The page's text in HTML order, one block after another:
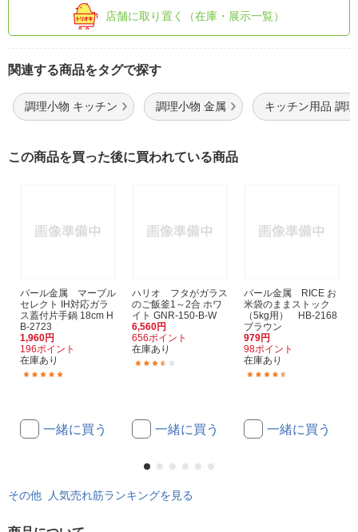
店舗に取り置く（在庫・展示一覧）
関連する商品をタグで探す
調理小物 キッチン 調理小物 金属 キッチン用品 調
この商品を買った後に買われている商品
パール金属 マーブル
セレクト IH対応ガラ
ス蓋付片手鍋 18cm H
B-2723
1,960円
196ポイント
在庫あり
一緒に買う
ハリオ フタがガラス
のご飯釜1～2合 ホワ
イト GNR-150-B-W
6,560円
656ポイント
在庫あり
一緒に買う
パール金属 RICE お
米袋のままストック
（5kg用） HB-2168
ブラウン
979円
98ポイント
在庫あり
一緒に買う
その他 人気売れ筋ランキングを見る